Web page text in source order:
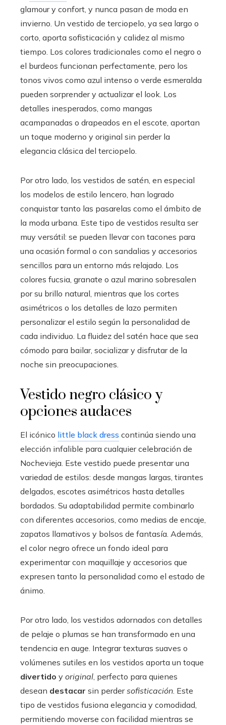
glamour y confort, y nunca pasan de moda en
invierno. Un vestido de terciopelo, ya sea largo o
corto, aporta sofisticación y calidez al mismo
tiempo. Los colores tradicionales como el negro o
el burdeos funcionan perfectamente, pero los
tonos vivos como azul intenso o verde esmeralda
pueden sorprender y actualizar el look. Los
detalles inesperados, como mangas
acampanadas o drapeados en el escote, aportan
un toque moderno y original sin perder la
elegancia clásica del terciopelo.
Por otro lado, los vestidos de satén, en especial
los modelos de estilo lencero, han logrado
conquistar tanto las pasarelas como el ámbito de
la moda urbana. Este tipo de vestidos resulta ser
muy versátil: se pueden llevar con tacones para
una ocasión formal o con sandalias y accesorios
sencillos para un entorno más relajado. Los
colores fucsia, granate o azul marino sobresalen
por su brillo natural, mientras que los cortes
asimétricos o los detalles de lazo permiten
personalizar el estilo según la personalidad de
cada individuo. La fluidez del satén hace que sea
cómodo para bailar, socializar y disfrutar de la
noche sin preocupaciones.
Vestido negro clásico y
opciones audaces
El icónico little black dress continúa siendo una
elección infalible para cualquier celebración de
Nochevieja. Este vestido puede presentar una
variedad de estilos: desde mangas largas, tirantes
delgados, escotes asimétricos hasta detalles
bordados. Su adaptabilidad permite combinarlo
con diferentes accesorios, como medias de encaje,
zapatos llamativos y bolsos de fantasía. Además,
el color negro ofrece un fondo ideal para
experimentar con maquillaje y accesorios que
expresen tanto la personalidad como el estado de
ánimo.
Por otro lado, los vestidos adornados con detalles
de pelaje o plumas se han transformado en una
tendencia en auge. Integrar texturas suaves o
volúmenes sutiles en los vestidos aporta un toque
divertido y original, perfecto para quienes
desean destacar sin perdersofisticación. Este
tipo de vestidos fusiona elegancia y comodidad,
permitiendo moverse con facilidad mientras se